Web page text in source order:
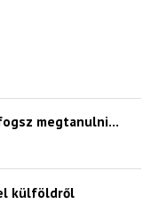
megtanulni…
külföldről